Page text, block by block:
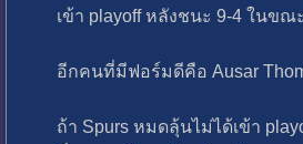
เข้า playoff หลังชนะ 9-4 ในข
อีกคนที่มีฟอร์มดีคือ Ausar
ถ้า Spurs หมดลุ้นไม่ได้เข้า